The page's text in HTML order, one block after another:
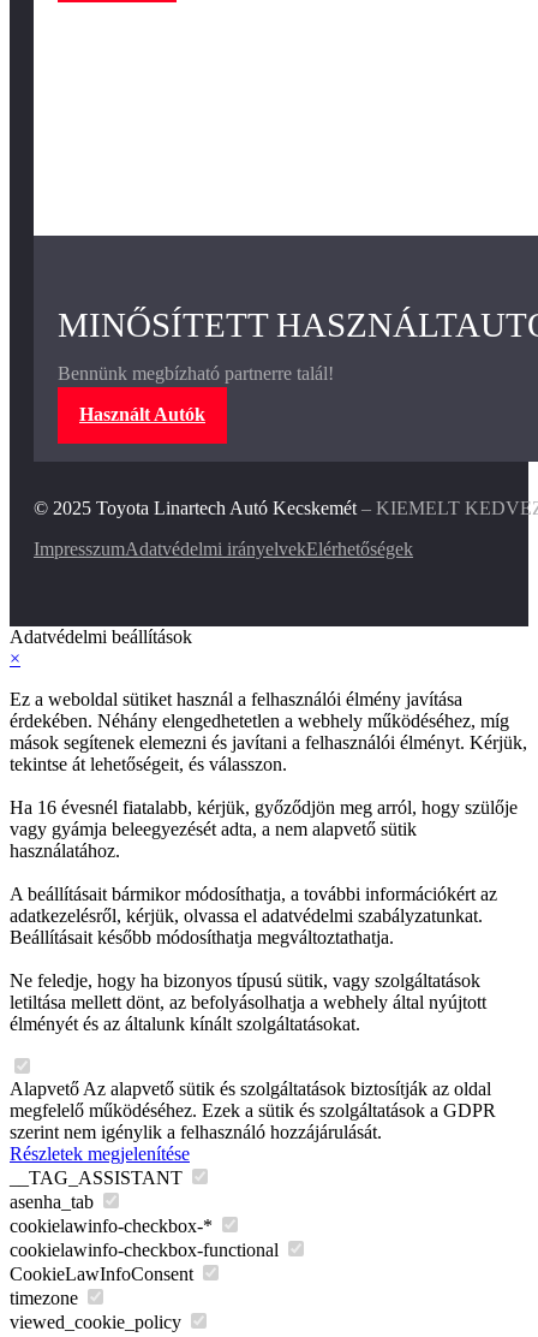
MINŐSÍTETT
Bennünk megbízható partnerre talál!
Használt Autók
© 2025 Toyota Linartech Autó Kecskemét – KIEMELT
ImpresszumAdatvédelmi irányelvekElérhetőségek
Adatvédelmi beállítások
×
Ez a weboldal sütiket használ a felhasználói élmény javítása
érdekében. Néhány elengedhetetlen a webhely működéséhez, míg
mások segítenek elemezni és javítani a felhasználói élményt. Kérjük,
tekintse át lehetőségeit, és válasszon.
Ha 16 évesnél fiatalabb, kérjük, győződjön meg arról, hogy szülője
vagy gyámja beleegyezését adta, a nem alapvető sütik
használatához.
A beállításait bármikor módosíthatja, a további információkért az
adatkezelésről, kérjük, olvassa el adatvédelmi szabályzatunkat.
Beállításait később módosíthatja megváltoztathatja.
Ne feledje, hogy ha bizonyos típusú sütik, vagy szolgáltatások
letiltása mellett dönt, az befolyásolhatja a webhely által nyújtott
élményét és az általunk kínált szolgáltatásokat.
Alapvető Az alapvető sütik és szolgáltatások biztosítják az oldal
megfelelő működéséhez. Ezek a sütik és szolgáltatások a GDPR
szerint nem igénylik a felhasználó hozzájárulását.
Részletek megjelenítése
__TAG_ASSISTANT
asenha_tab
cookielawinfo-checkbox-*
cookielawinfo-checkbox-functional
CookieLawInfoConsent
timezone
viewed_cookie_policy